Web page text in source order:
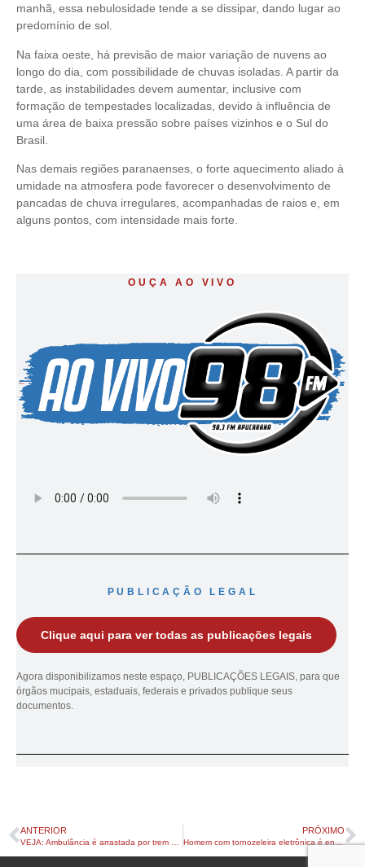
manhã, essa nebulosidade tende a se dissipar, dando lugar ao
predomínio de sol.
Na faixa oeste, há previsão de maior variação de nuvens ao
longo do dia, com possibilidade de chuvas isoladas. A partir da
tarde, as instabilidades devem aumentar, inclusive com
formação de tempestades localizadas, devido à influência de
uma área de baixa pressão sobre países vizinhos e o Sul do
Brasil.
Nas demais regiões paranaenses, o forte aquecimento aliado à
umidade na atmosfera pode favorecer o desenvolvimento de
pancadas de chuva irregulares, acompanhadas de raios e, em
alguns pontos, com intensidade mais forte.
OUÇA AO VIVO
PUBLICAÇÃO LEGAL
Clique aqui para ver todas as publicações legais
Agora disponibilizamos neste espaço, PUBLICAÇÕES LEGAIS, para que
órgãos mucipais, estaduais, federais e privados publique seus
documentos.
ANTERIOR PRÓXIMO
Homem com tornozeleira eletrônica é encontrado morto em pensionato